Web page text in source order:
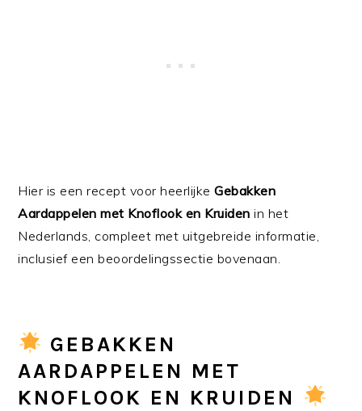
Hier is een recept voor heerlijkeGebakken
Aardappelen met Knoflook en Kruiden in het
Nederlands, compleet met uitgebreide informatie,
inclusief een beoordelingssectie bovenaan.
GEBAKKEN
AARDAPPELEN MET
KNOFLOOK EN KRUIDEN